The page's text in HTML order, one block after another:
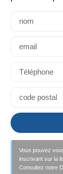
Vous pouvez
inscrivant sur la
Consultez notre